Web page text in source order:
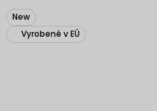
New
Vyrobené v EÚ